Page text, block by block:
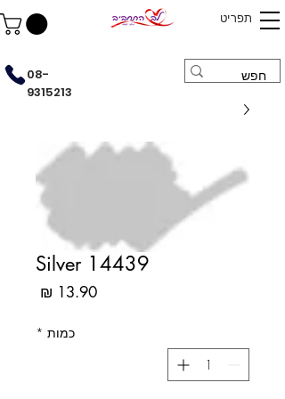
תפריט
08-
9315213
14439 Silver
כמות *